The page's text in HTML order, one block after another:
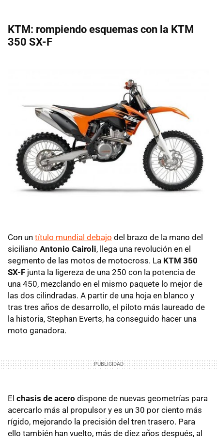
KTM: rompiendo esquemas con la KTM
350 SX-F
Con un título mundial debajo del brazo de la mano del
siciliano Antonio Cairoli, llega una revolución en el
segmento de las motos de motocross. La KTM 350
SX-F junta la ligereza de una 250 con la potencia de
una 450, mezclando en el mismo paquete lo mejor de
las dos cilindradas. A partir de una hoja en blanco y
tras tres años de desarrollo, el piloto más laureado de
la historia, Stephan Everts, ha conseguido hacer una
moto ganadora.
El chasis de acero dispone de nuevas geometrías para
acercarlo más al propulsor y es un 30 por ciento más
rígido, mejorando la precisión del tren trasero. Para
ello también han vuelto, más de diez años después, al